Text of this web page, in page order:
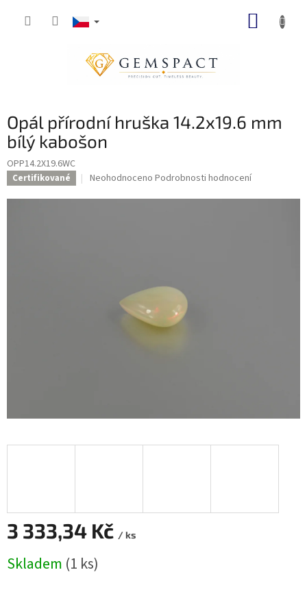
Opál přírodní hruška 14.2x19.6 mm
bílý kabošon
OPP14.2X19.6WC
Certifikované
Průměrné
produktu
Neohodnoceno Podrobnosti hodnocení
3 333,34 Kč / ks
cena:
Skladem (1 ks)